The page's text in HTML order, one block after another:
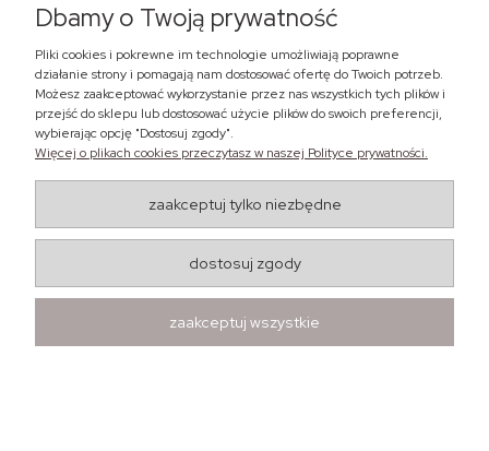
Zimowy alpakowy
komplet damski LEMA -
alpakowa czapka z długim
szalem
zawiera 23% VAT, bez kosztów
zimowa LEMA Beti -
pomponem
zawiera 23% VAT, bez kosztów
Dbamy o Twoją prywatność
Pliki cookies i pokrewne im technologie umożliwiają poprawne
działanie strony i pomagają nam dostosować ofertę do Twoich potrzeb.
Możesz zaakceptować wykorzystanie przez nas wszystkich tych plików i
przejść do sklepu lub dostosować użycie plików do swoich preferencji,
wybierając opcję "Dostosuj zgody".
Więcej o plikach cookies przeczytasz w naszej Polityce prywatności.
zaakceptuj tylko niezbędne
dostosuj zgody
zaakceptuj wszystkie